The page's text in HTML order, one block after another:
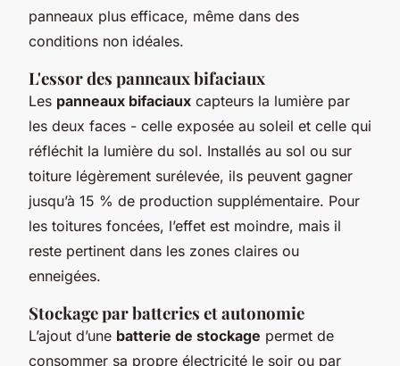
panneaux plus efficace, même dans des
conditions non idéales.
L'essor des panneaux bifaciaux
Les panneaux bifaciaux capteurs la lumière par
les deux faces - celle exposée au soleil et celle qui
réfléchit la lumière du sol. Installés au sol ou sur
toiture légèrement surélevée, ils peuvent gagner
jusqu’à 15 % de production supplémentaire. Pour
les toitures foncées, l’effet est moindre, mais il
reste pertinent dans les zones claires ou
enneigées.
Stockage par batteries et autonomie
L’ajout d’une batterie de stockage permet de
consommer sa propre électricité le soir ou par